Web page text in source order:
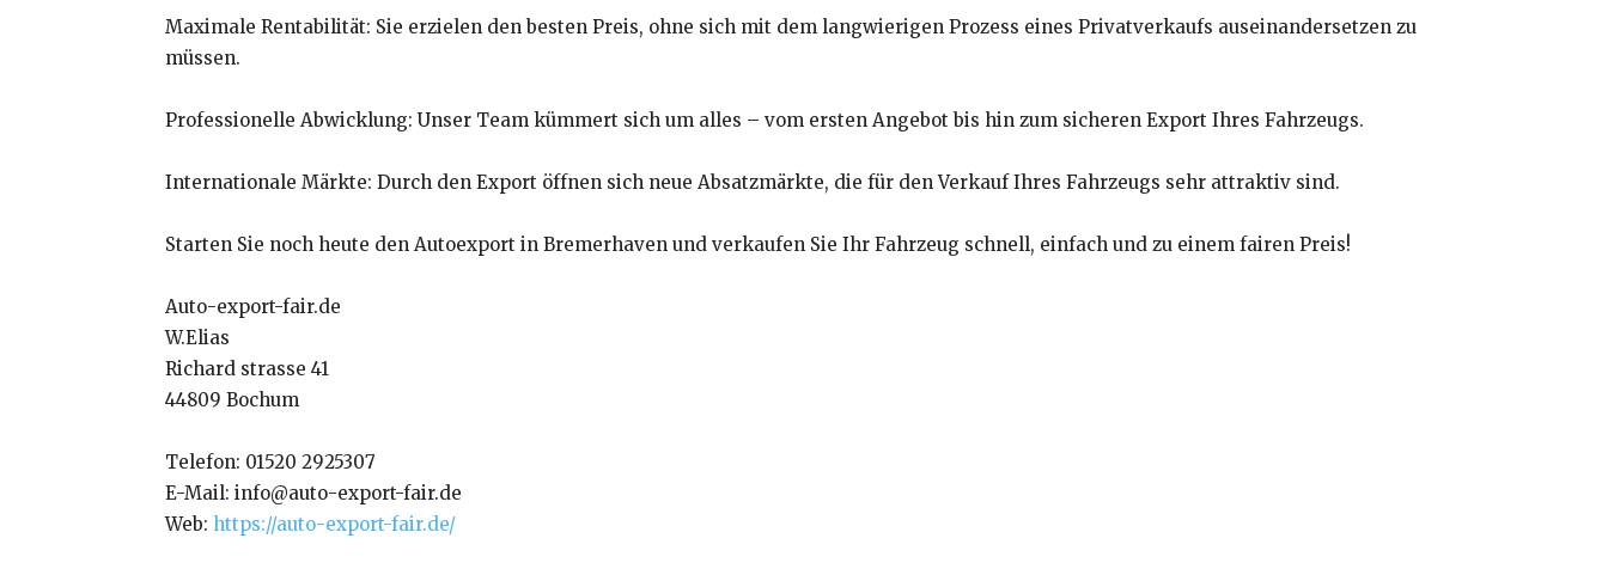
Maximale Rentabilität: Sie erzielen den besten Preis, ohne sich mit dem langwierigen Prozess eines Privatverkaufs auseinandersetzen zu
müssen.
Professionelle Abwicklung: Unser Team kümmert sich um alles – vom ersten Angebot bis hin zum sicheren Export Ihres Fahrzeugs.
Internationale Märkte: Durch den Export öffnen sich neue Absatzmärkte, die für den Verkauf Ihres Fahrzeugs sehr attraktiv sind.
Starten Sie noch heute den Autoexport in Bremerhaven und verkaufen Sie Ihr Fahrzeug schnell, einfach und zu einem fairen Preis!
Auto-export-fair.de
W.Elias
Richard strasse 41
44809 Bochum
Telefon: 01520 2925307
E-Mail: info@auto-export-fair.de
Web: https://auto-export-fair.de/